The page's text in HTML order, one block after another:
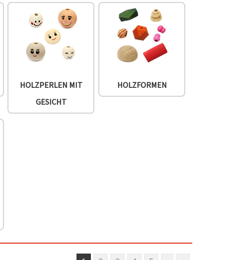
HOLZPERLEN MIT
GESICHT
HOLZFORMEN